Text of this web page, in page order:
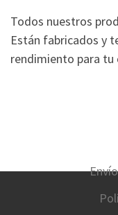
Todos nuestros
Están fabricados y
rendimiento para tu